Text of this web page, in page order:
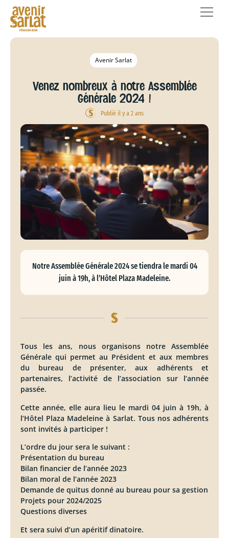
Avenir Sarlat
Venez nombreux à notre Assemblée
Générale 2024 !
Publié il y a 2 ans
Notre Assemblée Générale 2024 se tiendra le mardi 04
juin à 19h, à l’Hôtel Plaza Madeleine.
Tous les ans, nous organisons notre Assemblée
Générale qui permet au Président et aux membres
du bureau de présenter, aux adhérents et
partenaires, l’activité de l’association sur l’année
passée.
Cette année, elle aura lieu le mardi 04 juin à 19h, à
l’Hôtel Plaza Madeleine à Sarlat. Tous nos adhérents
sont invités à participer !
L’ordre du jour sera le suivant :
Présentation du bureau
Bilan financier de l’année 2023
Bilan moral de l’année 2023
Demande de quitus donné au bureau pour sa gestion
Projets pour 2024/2025
Questions diverses
Et sera suivi d’un apéritif dinatoire.